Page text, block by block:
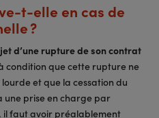
t-elle en cas de
?
d’une rupture de son contrat
condition que cette rupture ne
et que la cessation du
prise en charge par
il faut avoir préalablement